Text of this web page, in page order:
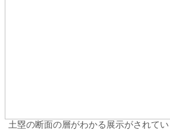
土塁の断面の層がわかる展示がされて